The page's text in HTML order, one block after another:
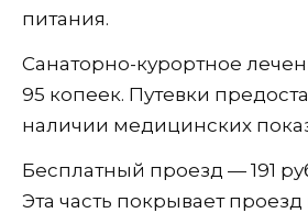
питания.
Санаторно-курортное
95 копеек. Путевки
наличии медицинских
Бесплатный проезд — 191
Эта часть покрывает проезд